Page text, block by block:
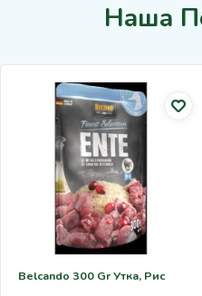
Наша
Belcando 300 Gr Утка, Рис